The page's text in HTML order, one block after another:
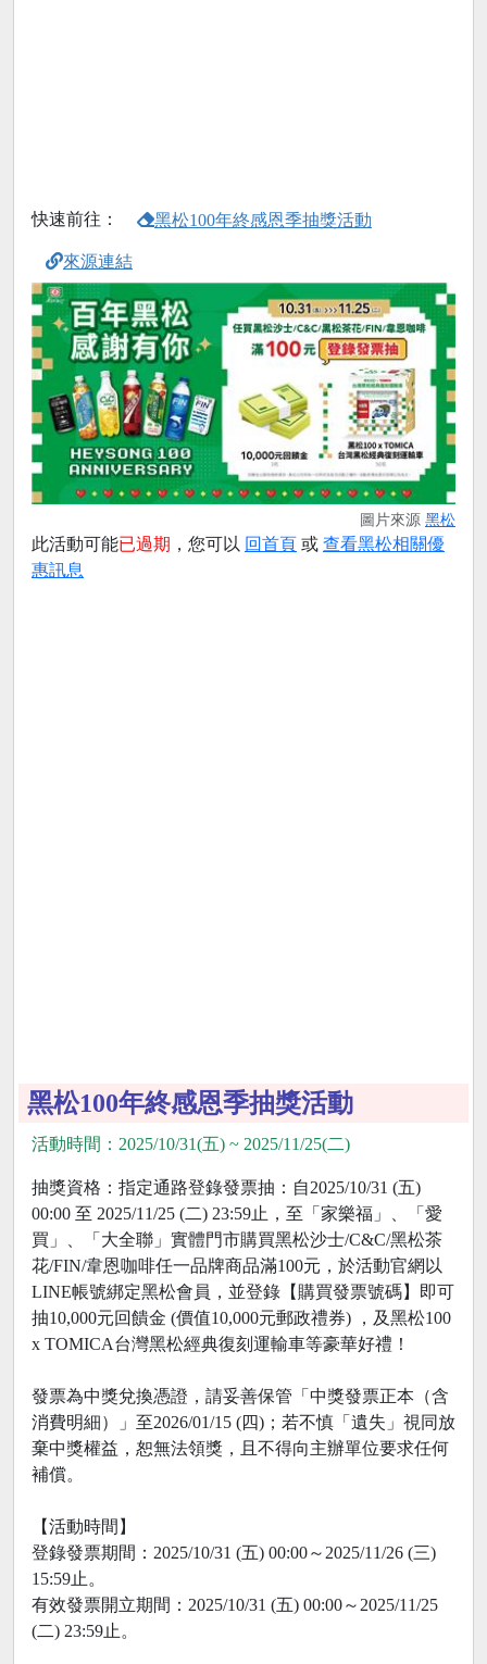
快速前往： 黑松100年終感恩季抽獎活動
來源連結
圖片來源 黑松
此活動可能已過期 ，您可以 回首頁 或 查看黑松相關優
惠訊息
黑松100年終感恩季抽獎活動
活動時間：2025/10/31(五) ~ 2025/11/25(二)
抽獎資格：指定通路登錄發票抽：自2025/10/31 (五)
00:00 至 2025/11/25 (二) 23:59止，至「家樂福」、「愛
買」、「大全聯」實體門市購買黑松沙士/C&C/黑松茶
花/FIN/韋恩咖啡任一品牌商品滿100元，於活動官網以
LINE帳號綁定黑松會員，並登錄【購買發票號碼】即可
抽10,000元回饋金 (價值10,000元郵政禮券) ，及黑松100
x TOMICA台灣黑松經典復刻運輸車等豪華好禮！
發票為中獎兌換憑證，請妥善保管「中獎發票正本（含
消費明細）」至2026/01/15 (四)；若不慎「遺失」視同放
棄中獎權益，恕無法領獎，且不得向主辦單位要求任何
補償。
【活動時間】
登錄發票期間：2025/10/31 (五) 00:00～2025/11/26 (三)
15:59止。
有效發票開立期間：2025/10/31 (五) 00:00～2025/11/25
(二) 23:59止。